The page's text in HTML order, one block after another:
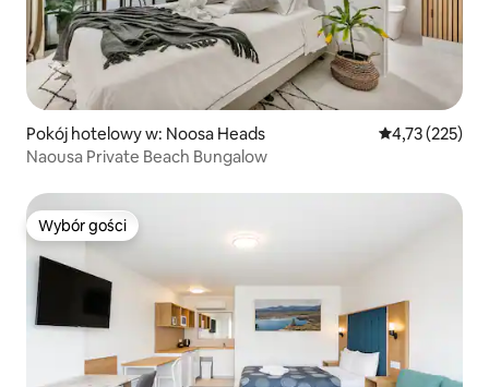
Pokój hotelowy w: Noosa Heads Średnia
4,73 (225)
Naousa Private Beach Bungalow
Wybór gości
Wybór gości